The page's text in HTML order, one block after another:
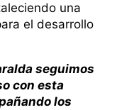
una
el desarrollo
seguimos
con esta
los